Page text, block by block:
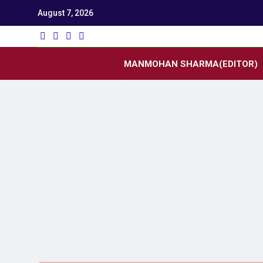
August 7, 2026
MANMOHAN SHARMA(EDITOR)